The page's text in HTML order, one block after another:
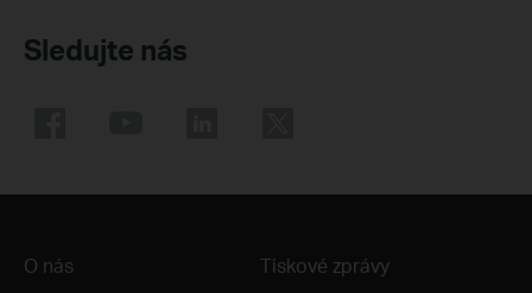
Sledujte nás
O nás Tiskové zprávy